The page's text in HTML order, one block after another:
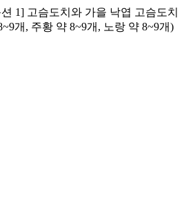
1] 고슴도치와 가을 낙엽 고슴도치
개, 주황 약 8~9개, 노랑 약 8~9개)